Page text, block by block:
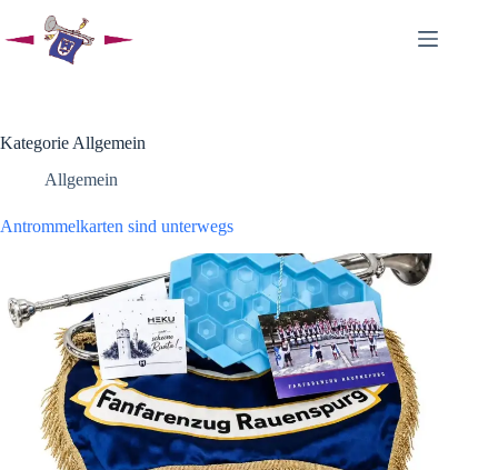
Kategorie Allgemein
Allgemein
Antrommelkarten sind unterwegs